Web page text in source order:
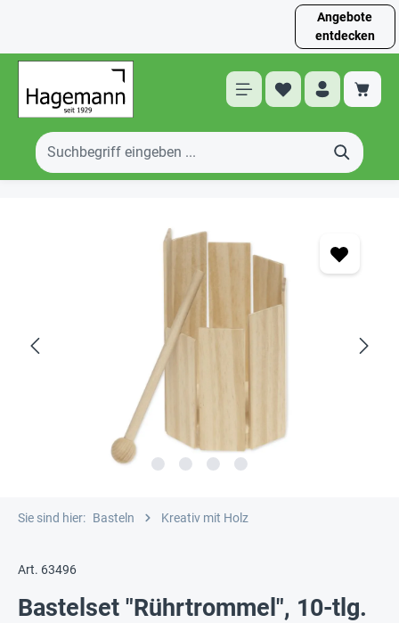
Angebote
entdecken
Sie sind hier: Basteln Kreativ mit Holz
Art. 63496
Bastelset "Rührtrommel", 10-tlg.